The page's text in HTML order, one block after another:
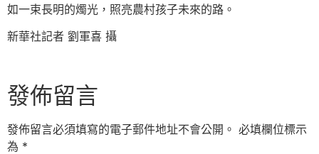
如一束長明的燭光，照亮農村孩子未來的路。
新華社記者 劉軍喜 攝
發佈留言
發佈留言必須填寫的電子郵件地址不會公開。 必填欄位標示
為 *